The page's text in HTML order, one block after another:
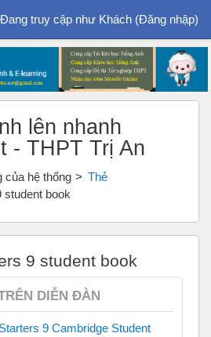
Đang truy cập như Khách (Đăng nhập)
lên nhanh
- THPT Trị An
của hệ thống
Thẻ
student book
9 student book
DIỄN ĐÀN
9 Cambridge Student